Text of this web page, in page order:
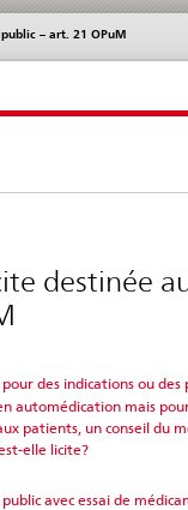
normes
– art. 21 OPuM
destinée
des indications ou des
automédication mais
patients, un conseil du
elle licite?
avec essai de